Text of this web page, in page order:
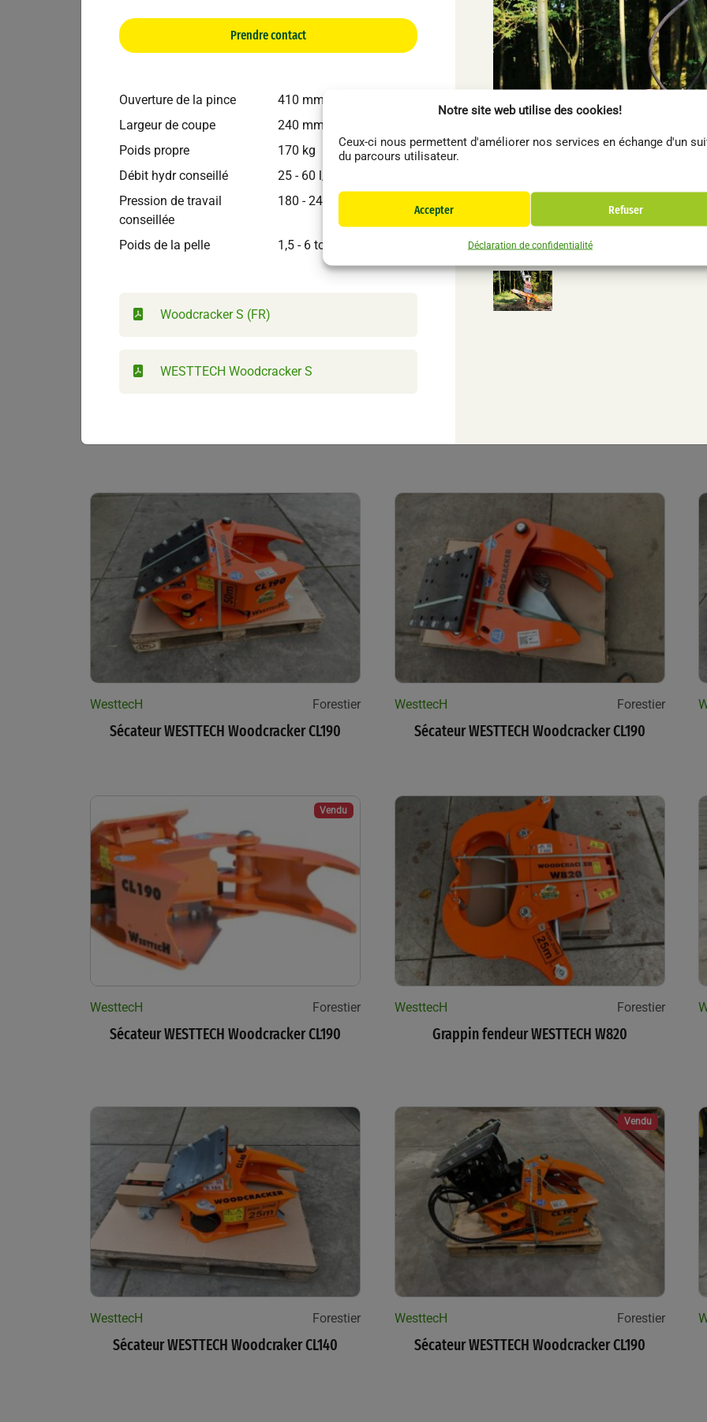
Notre site web utilise des cookies!
Ceux-ci nous permettent d'améliorer nos services en échange d'un
du parcours utilisateur.
Accepter Refuser
Déclaration de confidentialité
Sécateur WESTTECH Woodcracker C450 DR
Forestier
Sécateur WESTTECH Woodcracker CL320
WesttecH Forestier
Sécateur WESTTECH Woodcracker CL190
WesttecH Forestier
Sécateur WESTTECH Woodcracker CL190
Vendu
WesttecH Forestier
Sécateur WESTTECH Woodcracker CL190
WesttecH Forestier
Grappin fendeur WESTTECH W820
WesttecH Forestier
Sécateur WESTTECH Woodcraker CL140
Vendu
WesttecH Forestier
Sécateur WESTTECH Woodcracker CL190
Prendre contact
Ouverture de la pince
410 mm
Largeur de coupe
240 mm
Poids propre
170 kg
Débit hydr conseillé
25 - 60 l/min
Pression de travail
conseillée
180 - 240 bars
Poids de la pelle 1,5 - 6 to
Woodcracker S (FR)
WESTTECH Woodcracker S